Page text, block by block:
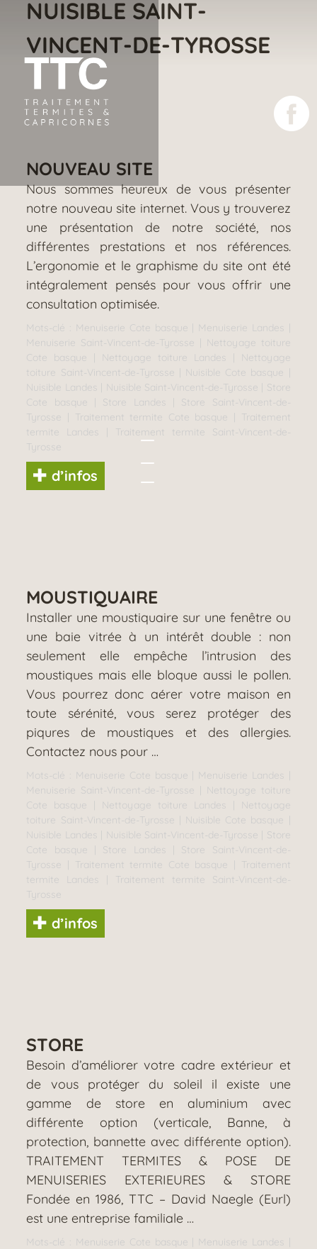
contenu
principal
NUISIBLE SAINT-
VINCENT-DE-TYROSSE
NOUVEAU SITE
Nous sommes heureux de vous présenter
notre nouveau site internet. Vous y trouverez
une présentation de notre société, nos
différentes prestations et nos références.
L’ergonomie et le graphisme du site ont été
intégralement pensés pour vous offrir une
consultation optimisée.
Mots-clé : Menuiserie Cote basque | Menuiserie Landes
|
Menuiserie Saint-Vincent-de-Tyrosse | Nettoyage toiture
Cote basque | Nettoyage toiture Landes |
Nettoyage
toiture Saint-Vincent-de-Tyrosse | Nuisible Cote basque |
Nuisible Landes
| Nuisible Saint-Vincent-de-Tyrosse | Store
Cote basque | Store Landes | Store Saint-Vincent-de-
Tyrosse | Traitement termite Cote basque |
Traitement
termite Landes
|
Traitement termite Saint-Vincent-de-
Tyrosse
d’infos
MOUSTIQUAIRE
Installer une moustiquaire sur une fenêtre ou
une baie vitrée à un intérêt double : non
seulement elle empêche l’intrusion des
moustiques mais elle bloque aussi le pollen.
Vous pourrez donc aérer votre maison en
toute sérénité, vous serez protéger des
piqures de moustiques et des allergies.
Contactez nous pour …
Mots-clé : Menuiserie Cote basque | Menuiserie Landes
|
Menuiserie Saint-Vincent-de-Tyrosse | Nettoyage toiture
Cote basque | Nettoyage toiture Landes |
Nettoyage
toiture Saint-Vincent-de-Tyrosse | Nuisible Cote basque |
Nuisible Landes
| Nuisible Saint-Vincent-de-Tyrosse | Store
Cote basque | Store Landes | Store Saint-Vincent-de-
Tyrosse | Traitement termite Cote basque |
Traitement
termite Landes
|
Traitement termite Saint-Vincent-de-
Tyrosse
d’infos
STORE
Besoin d’améliorer votre cadre extérieur et
de vous protéger du soleil il existe une
gamme de store en aluminium avec
différente option (verticale, Banne, à
protection, bannette avec différente option).
TRAITEMENT TERMITES & POSE DE
MENUISERIES EXTERIEURES & STORE
Fondée en 1986, TTC – David Naegle (Eurl)
est une entreprise familiale …
Mots-clé : Menuiserie Cote basque | Menuiserie Landes
|